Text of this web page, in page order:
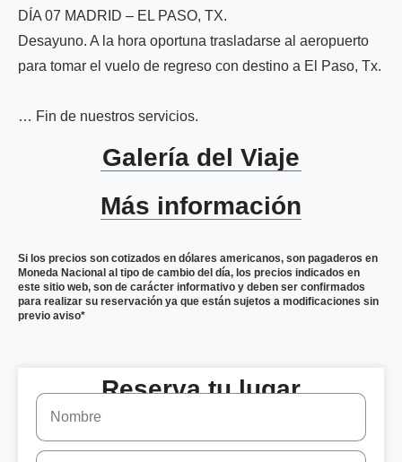
DÍA 07 MADRID – EL PASO, TX.
Desayuno. A la hora oportuna trasladarse al aeropuerto
para tomar el vuelo de regreso con destino a El Paso, Tx.
… Fin de nuestros servicios.
Galería del Viaje
Más información
Si los precios son cotizados en dólares americanos, son pagaderos en
Moneda Nacional al tipo de cambio del día, los precios indicados en
este sitio web, son de carácter informativo y deben ser confirmados
para realizar su reservación ya que están sujetos a modificaciones sin
previo aviso*
Reserva tu lugar